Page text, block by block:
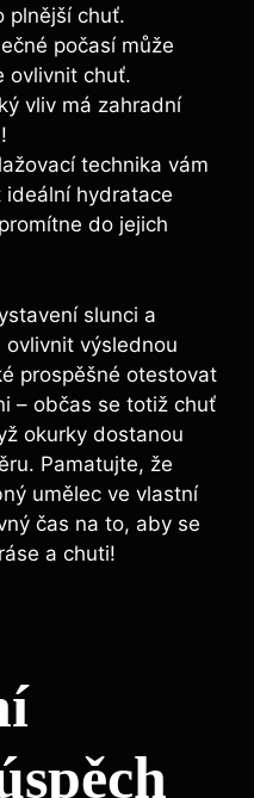
plnější chuť.
počasí může
ovlivnit⁣ chuť.
vliv má⁢ zahradní
technika vám
ideální ⁢hydratace
do jejich
slunci a
výslednou⁤
prospěšné otestovat
– občas se totiž chuť
okurky dostanou
Pamatujte, že
umělec ve vlastní
čas na to, aby se
a chuti!